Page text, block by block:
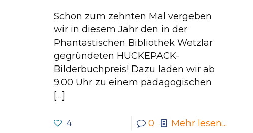
Schon zum zehnten Mal vergeben
wir in diesem Jahr den in der
Phantastischen Bibliothek Wetzlar
gegründeten HUCKEPACK-
Bilderbuchpreis! Dazu laden wir ab
9.00 Uhr zu einem pädagogischen
[…]
4 0 Mehr lesen...